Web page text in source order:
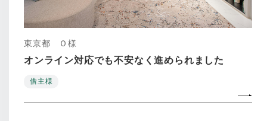
東京都 Ｏ様
オンライン対応でも不安なく進められました
借主様